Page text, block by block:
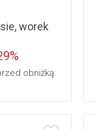
worek
obniżką: